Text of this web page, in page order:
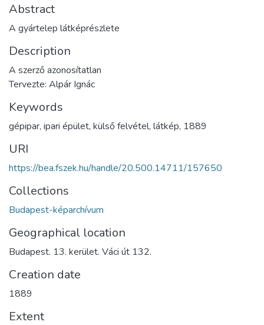
Abstract
A gyártelep látképrészlete
Description
A szerző azonosítatlan
Tervezte: Alpár Ignác
Keywords
gépipar, ipari épület, külső felvétel, látkép, 1889
URI
https://bea.fszek.hu/handle/20.500.14711/157650
Collections
Budapest-képarchívum
Geographical location
Budapest. 13. kerület. Váci út 132.
Creation date
1889
Extent